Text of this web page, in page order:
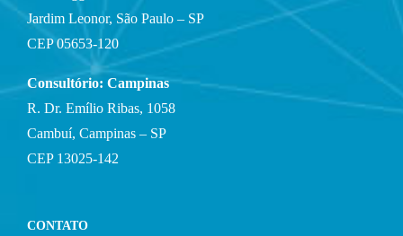
Jardim Leonor, São Paulo – SP
CEP 05653-120
Consultório: Campinas
R. Dr. Emílio Ribas, 1058
Cambuí, Campinas – SP
CEP 13025-142
CONTATO